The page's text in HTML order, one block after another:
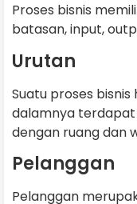
Proses bisnis
batasan, input,
Urutan
Suatu proses
dalamnya
dengan ruang dan
Pelanggan
Pelanggan